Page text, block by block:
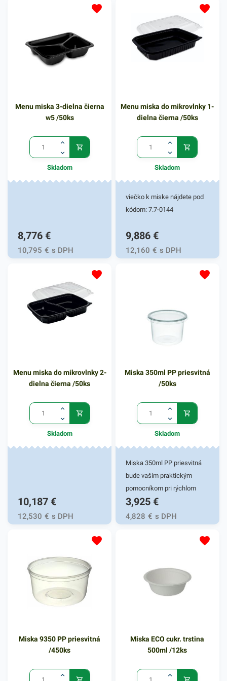
Menu miska 3-dielna čierna
w5 /50ks
Skladom
8,776 €
10,795 € s DPH
Menu miska do mikrovlnky 1-
dielna čierna /50ks
Skladom
viečko k miske nájdete pod
kódom: 7.7-0144
9,886 €
12,160 € s DPH
Menu miska do mikrovlnky 2-
dielna čierna /50ks
Skladom
10,187 €
12,530 € s DPH
Miska 350ml PP priesvitná
/50ks
Skladom
Miska 350ml PP priesvitná
bude vaším praktickým
pomocníkom pri rýchlom
balení rôznych pokrmov,
omáčok, polievok a podobne.
Predstavuje rýchle a
praktické riešenie na balenie
najmä v gastro prevádzkach,
pri rozvoze jedla a podobne.
Balenie obsahuje 50 kusov
misiek s objemom 350ml. V
produktov nájdete ďalšie
3,925 €
4,828 € s DPH
Miska 9350 PP priesvitná
/450ks
Miska ECO cukr. trstina
500ml /12ks